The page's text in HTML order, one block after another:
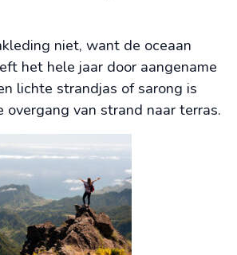
niet, want de oceaan
het hele jaar door aangename
lichte strandjas of sarong is
overgang van strand naar terras.